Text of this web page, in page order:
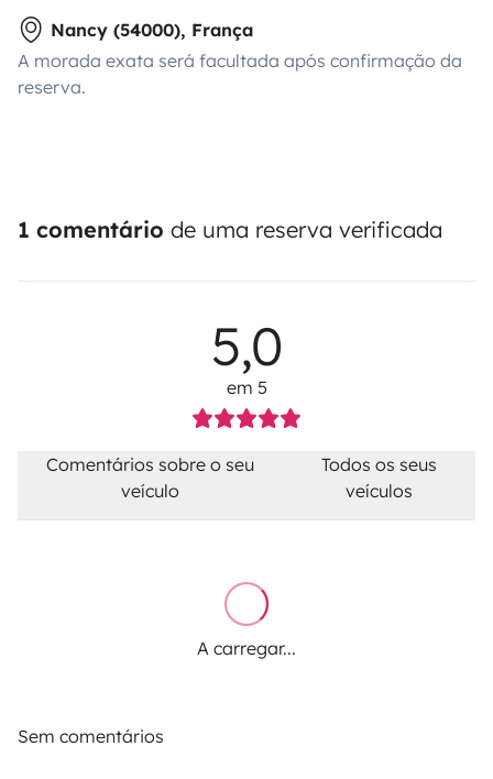
Nancy (54000), França
A morada exata será facultada após confirmação da
reserva.
1 comentário de uma reserva verificada
5,0
em 5
Comentários sobre o seu
veículo
Todos os seus
veículos
A carregar...
Sem comentários